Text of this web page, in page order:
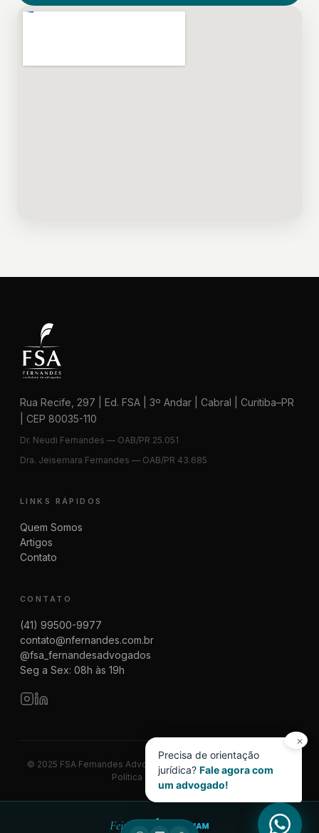
✕
Precisa de orientação
jurídica? Fale agora com
um advogado!
Rua Recife, 297 | Ed. FSA | 3º Andar | Cabral | Curitiba–PR
| CEP 80035-110
Dr. Neudi Fernandes — OAB/PR 25.051
Dra. Jeisemara Fernandes — OAB/PR 43.685
LINKS RÁPIDOS
Quem Somos
Artigos
Contato
CONTATO
(41) 99500-9977
contato@nfernandes.com.br
@fsa_fernandesadvogados
Seg a Sex: 08h às 19h
© 2025 FSA Fernandes Advogados | CNPJ 08.014.774/0001-83
Política de Privacidade
Feito por